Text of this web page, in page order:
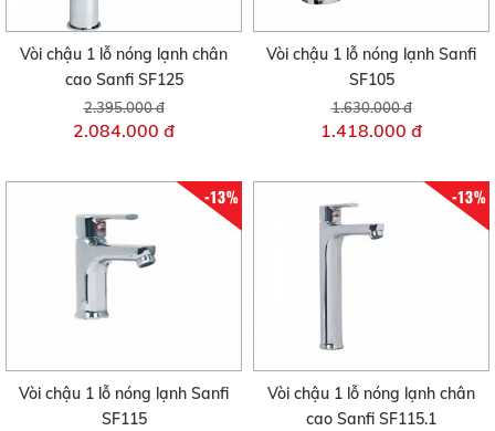
Vòi chậu 1 lỗ nóng lạnh chân
cao Sanfi SF125
2.395.000 đ
2.084.000 đ
Vòi chậu 1 lỗ nóng lạnh Sanfi
SF105
1.630.000 đ
1.418.000 đ
-13%
Vòi chậu 1 lỗ nóng lạnh Sanfi
SF115
-13%
Vòi chậu 1 lỗ nóng lạnh chân
cao Sanfi SF115.1